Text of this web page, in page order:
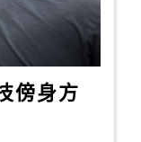
傍身方